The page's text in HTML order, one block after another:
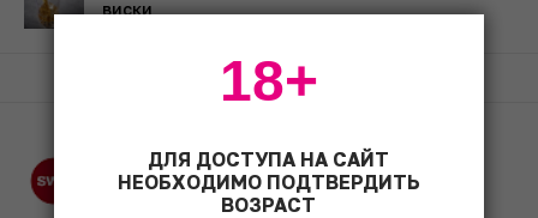
виски
Редакция SWN
ДЛЯ ДОСТУПА НА САЙТ
НЕОБХОДИМО ПОДТВЕРДИТЬ
ВОЗРАСТ
18+